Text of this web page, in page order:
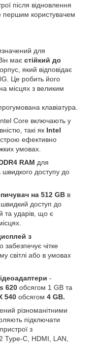
після відновлення
першим користувачем
для
має стійкий до
який відповідає
Це робить його
місцях з великим
клавіатура.
Core включають у
такі як Intel
ефективно
умовах.
RAM для
доступу до
на 512 GB в
доступ до
та ударів, що є
з
забезпечує чітке
світлі або в умовах
-
620 обсягом 1 GB та
540 обсягом 4 GB.
різноманітними
підключати
з
Type-C, HDMI, LAN,